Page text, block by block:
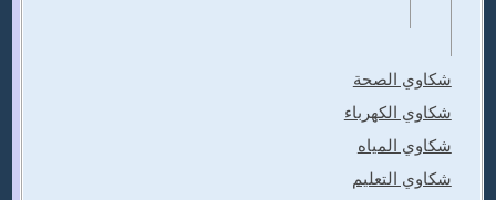
شكاوي الصحة
شكاوي الكهرباء
شكاوي المياه
شكاوي التعليم